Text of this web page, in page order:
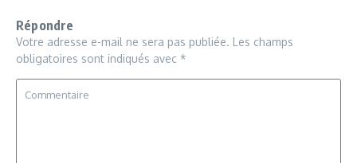
Répondre
Votre adresse e-mail ne sera pas publiée. Les champs
obligatoires sont indiqués avec *